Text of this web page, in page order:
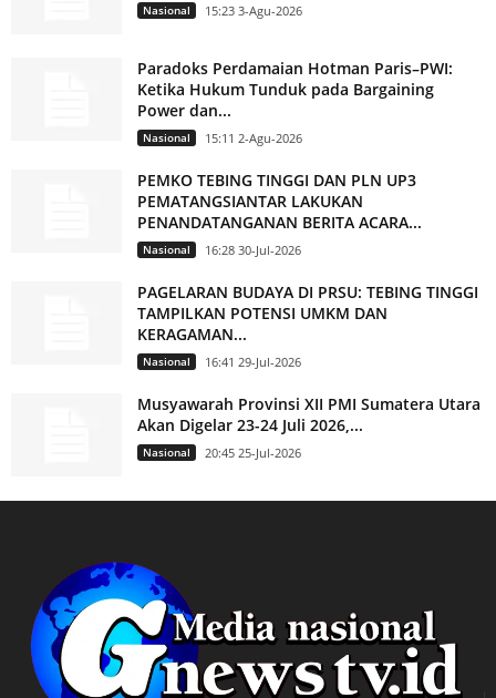
Nasional 15:23 3-Agu-2026
Paradoks Perdamaian Hotman Paris–PWI:
Ketika Hukum Tunduk pada Bargaining
Power dan...
Nasional 15:11 2-Agu-2026
PEMKO TEBING TINGGI DAN PLN UP3
PEMATANGSIANTAR LAKUKAN
PENANDATANGANAN BERITA ACARA...
Nasional 16:28 30-Jul-2026
PAGELARAN BUDAYA DI PRSU: TEBING TINGGI
TAMPILKAN POTENSI UMKM DAN
KERAGAMAN...
Nasional 16:41 29-Jul-2026
Musyawarah Provinsi XII PMI Sumatera Utara
Akan Digelar 23-24 Juli 2026,...
Nasional 20:45 25-Jul-2026